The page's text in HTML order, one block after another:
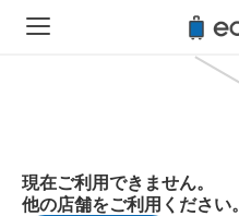
現在ご利用できません。
他の店舗をご利用ください。